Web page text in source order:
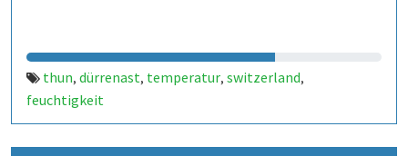
thun, dürrenast, temperatur, switzerland,
feuchtigkeit